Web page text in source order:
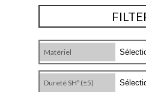
Matériel
Dureté SHº (±5)